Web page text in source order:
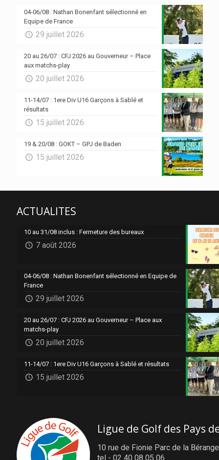
04-06/08 : Nathan Bonenfant sélectionné en
Equipe de France
29 juillet 2026
20 au 26/07 : CFJ 2026 au Gouverneur – Place
aux matchs-play
20 juillet 2026
11-14/07 : 1ere Div U16 Garçons à Sablé et
résultats
15 juillet 2026
19 & 20/08 : GOKT – GPJ de Baden
15 juillet 2026
ACTUALITES
10 au 31/08 inclus : Fermeture des bureaux
7 août 2026
04-06/08 : Nathan Bonenfant sélectionné en Equipe de
France
29 juillet 2026
20 au 26/07 : CFJ 2026 au Gouverneur – Place aux
matchs-play
20 juillet 2026
11-14/07 : 1ere Div U16 Garçons à Sablé et résultats
15 juillet 2026
Ligue de Golf des Pays
10 rue de Fionie Parc de la
tel - 02 40 08 05 06